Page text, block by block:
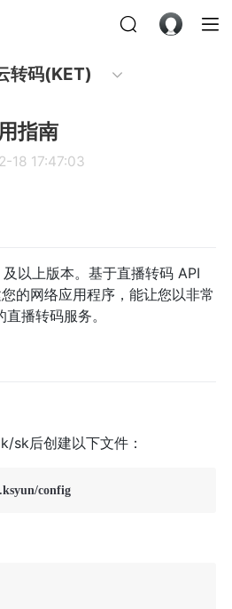
转码(KET)
指南
18 17:47:03
以上版本。基于直播转码 API
的网络应用程序，能让您以非常
播转码服务。
sk后创建以下文件：
~/.ksyun && vi ~/.ksyun/config